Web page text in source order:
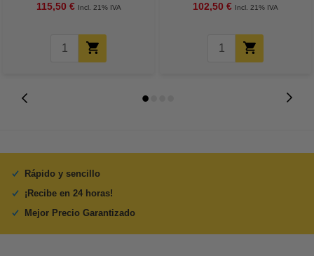
115,50 € Incl. 21% IVA 102,50 € Incl. 21% IVA
Rápido y sencillo
¡Recibe en 24 horas!
Mejor Precio Garantizado